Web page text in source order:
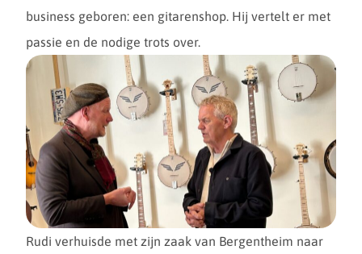
gaan
de
business geboren: een gitarenshop. Hij vertelt er met
passie en de nodige trots over.
Rudi verhuisde met zijn zaak van Bergentheim naar